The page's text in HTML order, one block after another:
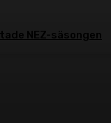
NEZ-säsongen